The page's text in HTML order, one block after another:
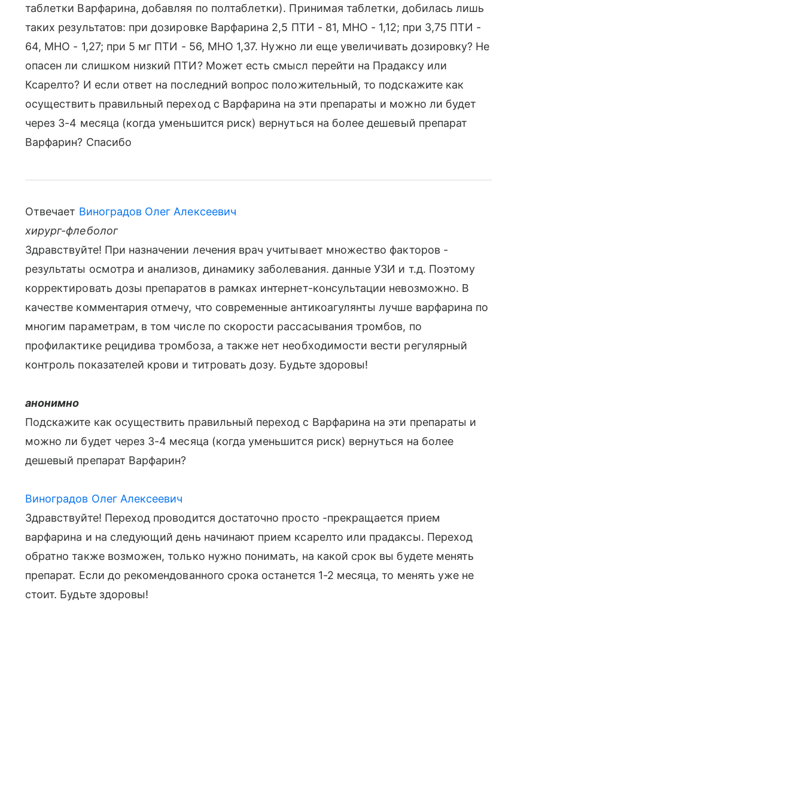
таблетки Варфарина, добавляя по полтаблетки). Принимая таблетки, добилась лишь
таких результатов: при дозировке Варфарина 2,5 ПТИ - 81, МНО - 1,12; при 3,75 ПТИ -
64, МНО - 1,27; при 5 мг ПТИ - 56, МНО 1,37. Нужно ли еще увеличивать дозировку? Не
опасен ли слишком низкий ПТИ? Может есть смысл перейти на Прадаксу или
Ксарелто? И если ответ на последний вопрос положительный, то подскажите как
осуществить правильный переход с Варфарина на эти препараты и можно ли будет
через 3-4 месяца (когда уменьшится риск) вернуться на более дешевый препарат
Варфарин? Спасибо
Отвечает Виноградов Олег Алексеевич
хирург-флеболог
Здравствуйте! При назначении лечения врач учитывает множество факторов -
результаты осмотра и анализов, динамику заболевания. данные УЗИ и т.д. Поэтому
корректировать дозы препаратов в рамках интернет-консультации невозможно. В
качестве комментария отмечу, что современные антикоагулянты лучше варфарина по
многим параметрам, в том числе по скорости рассасывания тромбов, по
профилактике рецидива тромбоза, а также нет необходимости вести регулярный
контроль показателей крови и титровать дозу. Будьте здоровы!
анонимно
Подскажите как осуществить правильный переход с Варфарина на эти препараты и
можно ли будет через 3-4 месяца (когда уменьшится риск) вернуться на более
дешевый препарат Варфарин?
Виноградов Олег Алексеевич
Здравствуйте! Переход проводится достаточно просто -прекращается прием
варфарина и на следующий день начинают прием ксарелто или прадаксы. Переход
обратно также возможен, только нужно понимать, на какой срок вы будете менять
препарат. Если до рекомендованного срока останется 1-2 месяца, то менять уже не
стоит. Будьте здоровы!